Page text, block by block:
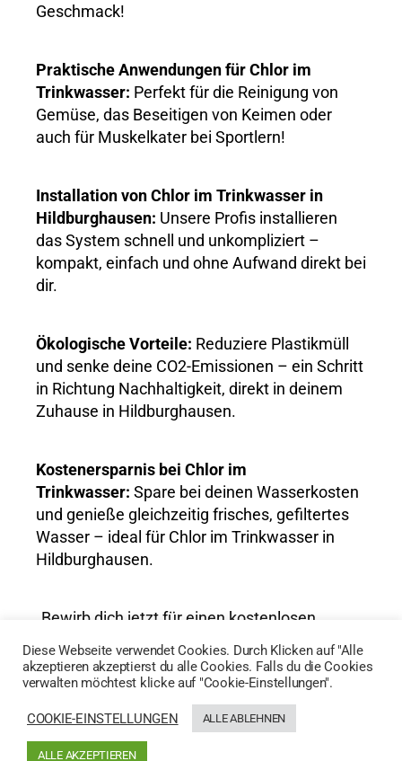
Geschmack!
Praktische Anwendungen für Chlor im
Trinkwasser: Perfekt für die Reinigung von
Gemüse, das Beseitigen von Keimen oder
auch für Muskelkater bei Sportlern!
Installation von Chlor im Trinkwasser in
Hildburghausen: Unsere Profis installieren
das System schnell und unkompliziert –
kompakt, einfach und ohne Aufwand direkt bei
dir.
Ökologische Vorteile: Reduziere Plastikmüll
und senke deine CO2-Emissionen – ein Schritt
in Richtung Nachhaltigkeit, direkt in deinem
Zuhause in Hildburghausen.
Kostenersparnis bei Chlor im
Trinkwasser: Spare bei deinen Wasserkosten
und genieße gleichzeitig frisches, gefiltertes
Wasser – ideal für Chlor im Trinkwasser in
Hildburghausen.
„Bewirb dich jetzt für einen kostenlosen
Wassertest und entdecke die Vorteile von
AktivWasser für Chlor im Trinkwasser in
Hildburghausen!“
HIER GEHTS ZUM WASSERTEST
Diese Webseite verwendet Cookies. Durch Klicken auf "Alle
akzeptieren akzeptierst du alle Cookies. Falls du die Cookies
verwalten möchtest klicke auf "Cookie-Einstellungen".
COOKIE-EINSTELLUNGEN ALLE ABLEHNEN
ALLE AKZEPTIEREN